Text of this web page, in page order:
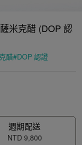
米克醋 (DOP 認
醋#DOP 認證
週期配送
NTD 9,800